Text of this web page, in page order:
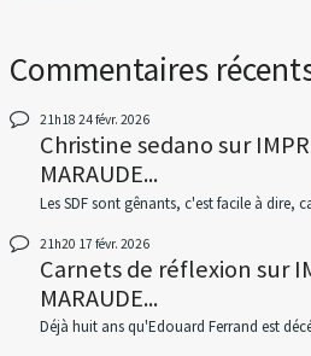
Commentaires
21h18 24févr. 2026
Christine sedanosur
MARAUDE...
Les SDF sont gênants, c'est facile à dire,
21h20 17 févr. 2026
Carnets de réflexion sur
MARAUDE...
Déjà huit ans qu'Edouard Ferrand est